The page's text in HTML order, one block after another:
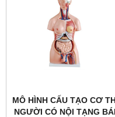
MÔ HÌNH CẤU TẠO CƠ
NGƯỜI CÓ NỘI TẠNG